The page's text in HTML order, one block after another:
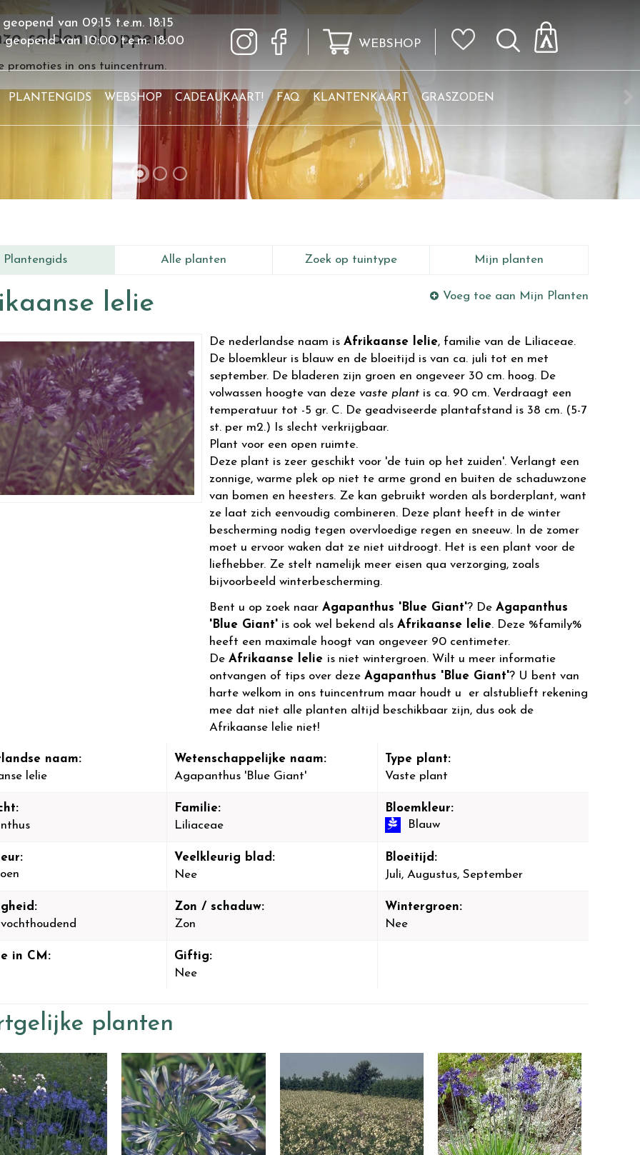
solden shoppen!
promoties in ons tuincentrum.
van 09:15 t.e.m. 18:15
geopend van10:00t.e.m.18:00 WEBSHOP
PLANTENGIDS WEBSHOP CADEAUKAART! FAQ KLANTENKAART GRASZODEN
Plantengids Alle planten Zoek op tuintype Mijn planten
lelie Voeg toe aan Mijn Planten
De nederlandse naam is Afrikaanse lelie, familie van de Liliaceae.
De bloemkleur is blauw en de bloeitijd is van ca. juli tot en met
september. De bladeren zijn groen en ongeveer 30 cm. hoog. De
volwassen hoogte van deze vaste plant is ca. 90 cm. Verdraagt een
temperatuur tot -5 gr. C. De geadviseerde plantafstand is 38 cm. (5-7
st. per m2.) Is slecht verkrijgbaar.
Plant voor een open ruimte.
Deze plant is zeer geschikt voor 'de tuin op het zuiden'. Verlangt een
zonnige, warme plek op niet te arme grond en buiten de schaduwzone
van bomen en heesters. Ze kan gebruikt worden als borderplant, want
ze laat zich eenvoudig combineren. Deze plant heeft in de winter
bescherming nodig tegen overvloedige regen en sneeuw. In de zomer
moet u ervoor waken dat ze niet uitdroogt. Het is een plant voor de
liefhebber. Ze stelt namelijk meer eisen qua verzorging, zoals
bijvoorbeeld winterbescherming.
Bent u op zoek naar Agapanthus 'Blue Giant'? De Agapanthus
'Blue Giant' is ook wel bekend als Afrikaanse lelie. Deze %family%
heeft een maximale hoogt van ongeveer 90 centimeter.
De Afrikaanse lelie is niet wintergroen. Wilt u meer informatie
ontvangen of tips over deze Agapanthus 'Blue Giant'? U bent van
harte welkom in ons tuincentrum maar houdt u er alstublieft rekening
mee dat niet alle planten altijd beschikbaar zijn, dus ook de
Afrikaanse lelie niet!
naam:
lelie
Wetenschappelijke naam:
Agapanthus 'Blue Giant'
Type plant:
Vaste plant
Familie:
Liliaceae
Bloemkleur:
Blauw
Veelkleurig blad:
Nee
Bloeitijd:
Juli, Augustus, September
Zon / schaduw:
Zon
Wintergroen:
Nee
in CM:
Giftig:
Nee
planten